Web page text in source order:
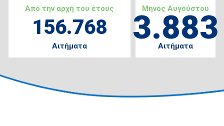
Από την αρχή του έτους
156.768
Αιτήματα
Μηνός Αυγούστου
3.883
Αιτήματα